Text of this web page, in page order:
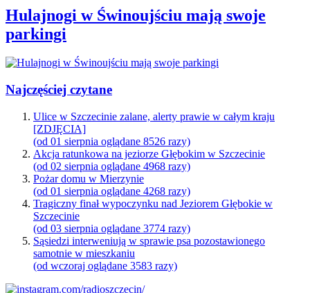
Hulajnogi w Świnoujściu mają swoje
parkingi
Najczęściej czytane
Ulice w Szczecinie zalane, alerty prawie w całym kraju
[ZDJĘCIA]
(od 01 sierpnia oglądane 8526 razy)
Akcja ratunkowa na jeziorze Głębokim w Szczecinie
(od 02 sierpnia oglądane 4968 razy)
Pożar domu w Mierzynie
(od 01 sierpnia oglądane 4268 razy)
Tragiczny finał wypoczynku nad Jeziorem Głębokie w
Szczecinie
(od 03 sierpnia oglądane 3774 razy)
Sąsiedzi interweniują w sprawie psa pozostawionego
samotnie w mieszkaniu
(od wczoraj oglądane 3583 razy)